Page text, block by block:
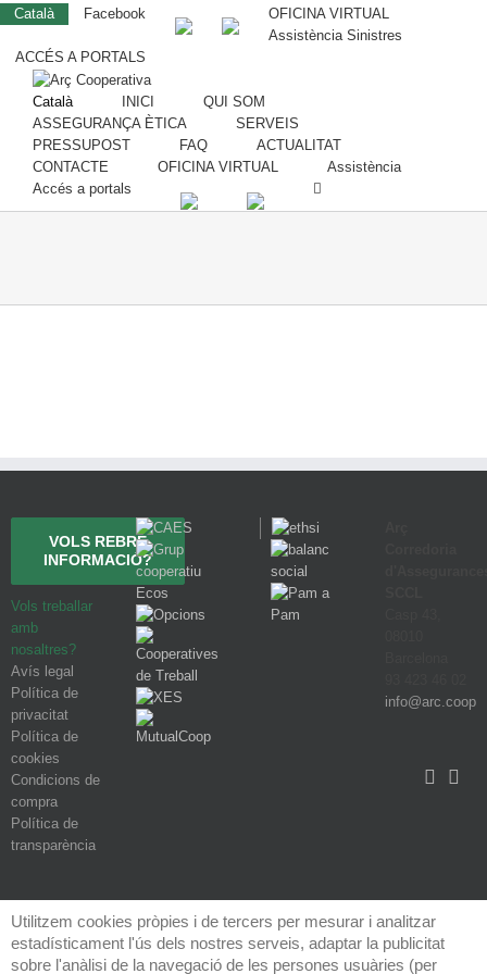
Català Facebook
OFICINA VIRTUAL
Assistència Sinistres
ACCÉS A PORTALS
Català INICI
QUI SOM
ASSEGURANÇA ÈTICA
SERVEIS
PRESSUPOST
FAQ
ACTUALITAT
CONTACTE
OFICINA VIRTUAL
Assistència
Accés a portals
VOLS REBRE
INFORMACIÓ?
Vols treballar
amb
nosaltres?
Avís legal
Política de
privacitat
Política de
cookies
Condicions de
compra
Política de
transparència
info@arc.coop
Utilitzem cookies pròpies i de tercers per mesurar i analitzar
estadísticament l'ús dels nostres serveis, adaptar la publicitat
sobre l'anàlisi de la navegació de les persones usuàries (per